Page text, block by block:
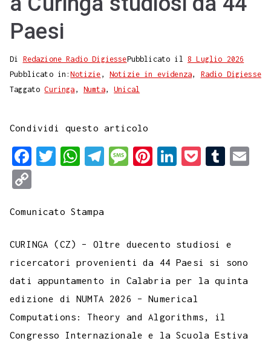
Paesi
Di Redazione Radio DigiessePubblicato il 8 Luglio 2026
Pubblicato in:Notizie , Notizie in evidenza, Radio Digiesse
TaggatoCuringa , Numta,Unical
Condividi questo articolo
F
e
o
o
k
T
t
e
r
W
t
p
p
T
r
a
m
M
g
e
P
r
e
s
t
L
d
I
n
t
T
r
p
y
L
i
n
k
Comunicato Stampa
CURINGA (CZ) – Oltre duecento studiosi e
ricercatori provenienti da 44 Paesi si sono
dati appuntamento in Calabria per la quinta
edizione di NUMTA 2026 – Numerical
Computations: Theory and Algorithms, il
Congresso Internazionale e la Scuola Estiva